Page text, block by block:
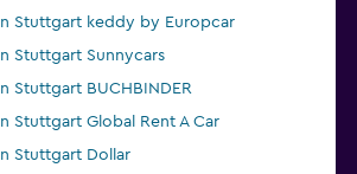
Stuttgart keddy by Europcar
Stuttgart Sunnycars
Stuttgart BUCHBINDER
Stuttgart Global Rent A Car
Stuttgart Dollar